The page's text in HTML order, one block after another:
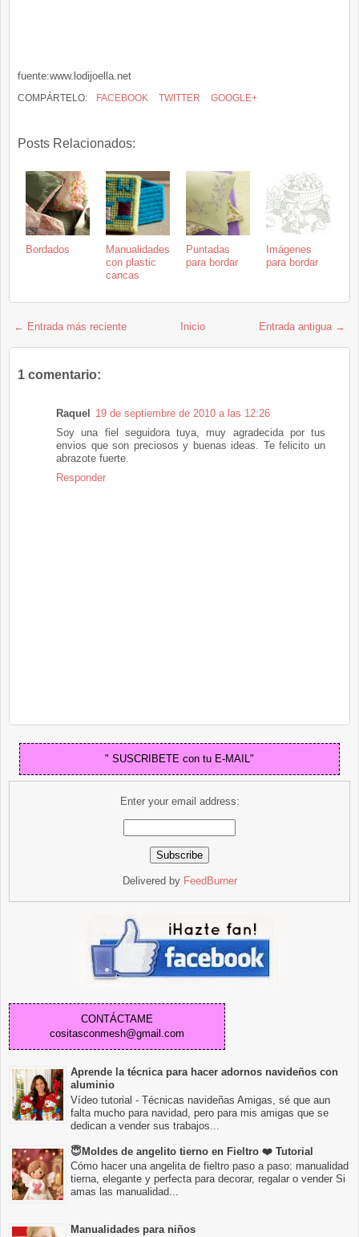
fuente:www.lodijoella.net
COMPÁRTELO: FACEBOOK TWITTER GOOGLE+
Posts Relacionados:
Bordados
Manualidades
con plastic
cancas
Puntadas
para bordar
Imágenes
para bordar
← Entrada más reciente Entrada antigua →
Inicio
1 comentario:
Raquel 19 de septiembre de 2010 a las 12:26
Soy una fiel seguidora tuya, muy agradecida por tus
envios que son preciosos y buenas ideas. Te felicito un
abrazote fuerte.
Responder
" SUSCRIBETE con tu E-MAIL"
Enter your email address:
Delivered by FeedBurner
CONTÁCTAME
cositasconmesh@gmail.com
Aprende la técnica para hacer adornos navideños con
aluminio
Vídeo tutorial - Técnicas navideñas Amigas, sé que aun
falta mucho para navidad, pero para mis amigas que se
dedican a vender sus trabajos...
😇Moldes de angelito tierno en Fieltro ❤️ Tutorial
Cómo hacer una angelita de fieltro paso a paso: manualidad
tierna, elegante y perfecta para decorar, regalar o vender Si
amas las manualidad...
Manualidades para niños